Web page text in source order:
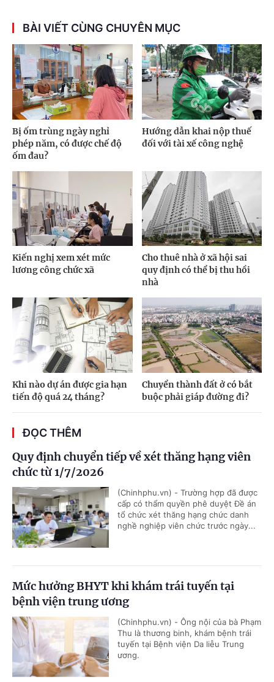
BÀI VIẾT CÙNG CHUYÊN MỤC
Bị ốm trùng ngày nghỉ
phép năm, có được chế độ
ốm đau?
Hướng dẫn khai nộp thuế
đối với tài xế công nghệ
Kiến nghị xem xét mức
lương công chức xã
Cho thuê nhà ở xã hội sai
quy định có thể bị thu hồi
nhà
Khi nào dự án được gia hạn
tiến độ quá 24 tháng?
Chuyển thành đất ở có bắt
buộc phải giáp đường đi?
ĐỌC THÊM
Quy định chuyển tiếp về xét thăng hạng viên
chức từ 1/7/2026
(Chinhphu.vn) - Trường hợp đã được
cấp có thẩm quyền phê duyệt Đề án
tổ chức xét thăng hạng chức danh
nghề nghiệp viên chức trước ngày...
Mức hưởng BHYT khi khám trái tuyến tại
bệnh viện trung ương
(Chinhphu.vn) - Ông nội của bà Phạm
Thu là thương binh, khám bệnh trái
tuyến tại Bệnh viện Da liễu Trung
ương.